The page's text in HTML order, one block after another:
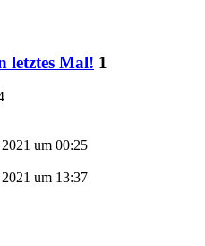
letztes Mal! 1
um 00:25
um 13:37